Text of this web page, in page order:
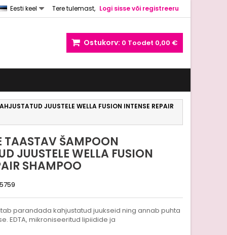
Tere tulemast, Logi sisse või registreeru
Eesti keel
Ostukorv: 0 Toodet 0,00 €
JUUSTELE WELLA FUSION INTENSE REPAIR
TAASTAV ŠAMPOON
JUUSTELE WELLA FUSION
SHAMPOO
parandada kahjustatud juukseid ning annab puhta
EDTA, mikroniseeritud lipiidide ja